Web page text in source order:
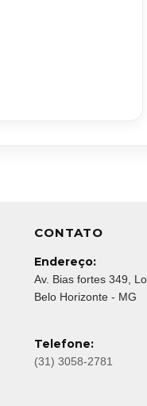
CONTATO
Endereço:
Av. Bias fortes 349,
Belo Horizonte - MG
Telefone:
(31) 3058-2781